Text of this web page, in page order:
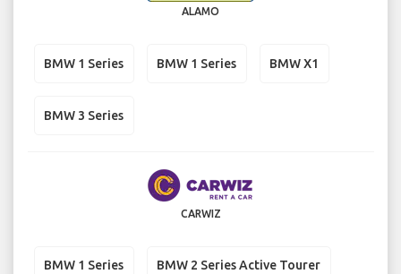
ALAMO
BMW 1 Series BMW 1 Series BMW X1
BMW 3 Series
CARWIZ
BMW 1 Series BMW 2 Series Active Tourer